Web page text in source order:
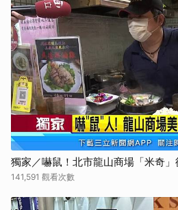
獨家／嚇鼠！北市龍山商場「米奇
141,591 觀看次數